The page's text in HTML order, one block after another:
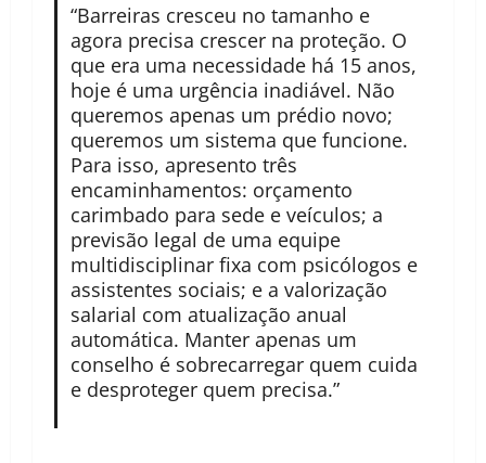
“Barreiras cresceu no tamanho e
agora precisa crescer na proteção. O
que era uma necessidade há 15 anos,
hoje é uma urgência inadiável. Não
queremos apenas um prédio novo;
queremos um sistema que funcione.
Para isso, apresento três
encaminhamentos: orçamento
carimbado para sede e veículos; a
previsão legal de uma equipe
multidisciplinar fixa com psicólogos e
assistentes sociais; e a valorização
salarial com atualização anual
automática. Manter apenas um
conselho é sobrecarregar quem cuida
e desproteger quem precisa.”